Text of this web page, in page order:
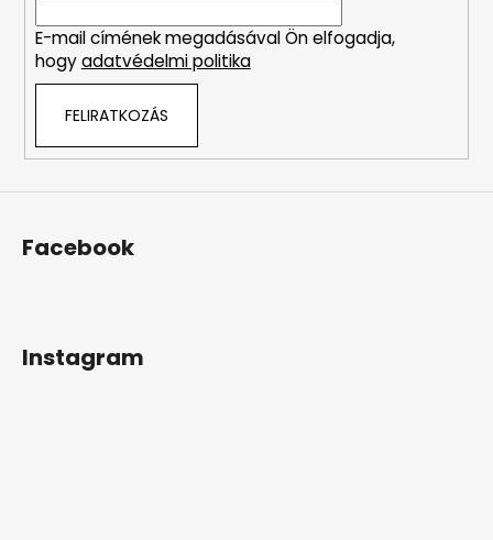
E-mail címének megadásával Ön elfogadja,
hogyadatvédelmi politika
FELIRATKOZÁS
Facebook
Instagram